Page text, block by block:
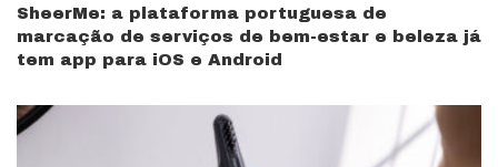
SheerMe: a plataforma portuguesa de
marcação de serviços de bem-estar e beleza já
tem app para iOS e Android